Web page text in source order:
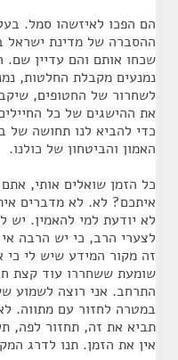
הם הפכו לאיזשהו סמל.
ההסברה של מדינת
שכחו אותם והם עדיין
נמנעים מקבלת החלטות,
לשחרור של החטופים,
את ההישגים של כל
כדי להביא לנו תחושה של
האמון והביטחון של כולנו.
כל הזמן שואלים אותי,
איתכם? לא. לא מדברים
לא יודעת למי להאמין.
לצערי הרב, כי יש הרבה
זה מקור המידע שיש לי
שומעת ששחררו עוד קצת
התרחב. אני רוצה לשמוע
במטרה לחזור עם מתווה.
תביא את זה, תחזור לפה,
אין את הזמן. תנו לדרג